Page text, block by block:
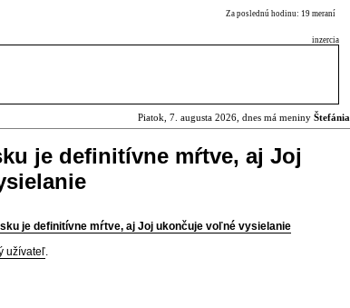
Za poslednú hodinu: 19 meraní
inzercia
Piatok, 7. augusta 2026, dnes má meniny Štefánia
je definitívne mŕtve, aj Joj
je definitívne mŕtve, aj Joj ukončuje voľné vysielanie
užívateľ.